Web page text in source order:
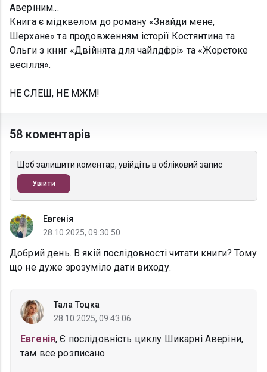
Аверіним...
Книга є мідквелом до роману «Знайди мене,
Шерхане» та продовженням історії Костянтина та
Ольги з книг «Двійнята для чайлдфрі» та «Жорстоке
весілля».
НЕ СЛЕШ, НЕ МЖМ!
58 коментарів
Щоб залишити коментар, увійдіть в обліковий запис
Увійти
Евгенія
28.10.2025, 09:30:50
Добрий день. В якій послідовності читати книги? Тому
що не дуже зрозуміло дати виходу.
Тала Тоцка
28.10.2025, 09:43:06
Евгенія, Є послідовність циклу Шикарні Аверіни,
там все розписано